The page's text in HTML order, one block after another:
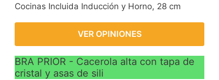
Cocinas Incluida Inducción y Horno, 28 cm
VER OPINIONES
BRA PRIOR - Cacerola alta con tapa de
cristal y asas de sili